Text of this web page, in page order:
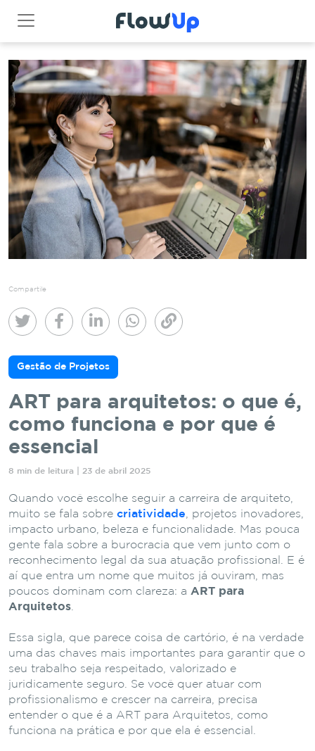
Compartile
Gestão de Projetos
ART para arquitetos: o que é,
como funciona e por que é
essencial
8 min de leitura | 23 de abril 2025
Quando você escolhe seguir a carreira de arquiteto,
muito se fala sobre criatividade, projetos inovadores,
impacto urbano, beleza e funcionalidade. Mas pouca
gente fala sobre a burocracia que vem junto com o
reconhecimento legal da sua atuação profissional. E é
aí que entra um nome que muitos já ouviram, mas
poucos dominam com clareza: a ART para
Arquitetos.
Essa sigla, que parece coisa de cartório, é na verdade
uma das chaves mais importantes para garantir que o
seu trabalho seja respeitado, valorizado e
juridicamente seguro. Se você quer atuar com
profissionalismo e crescer na carreira, precisa
entender o que é a ART para Arquitetos, como
funciona na prática e por que ela é essencial.